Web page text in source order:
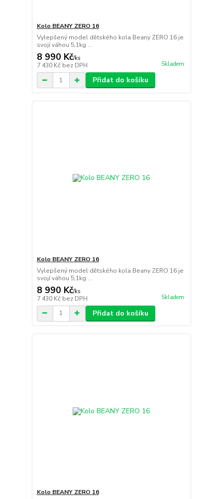
Kolo BEANY ZERO 16
Vylepšený model dětského kola Beany ZERO 16 je
svojí váhou 5,1kg ...
8 990 Kč/ks
7 430 Kč bez DPH Skladem
Přidat do košíku
Kolo BEANY ZERO 16
Vylepšený model dětského kola Beany ZERO 16 je
svojí váhou 5,1kg ...
8 990 Kč/ks
7 430 Kč bez DPH Skladem
Přidat do košíku
Kolo BEANY ZERO 16